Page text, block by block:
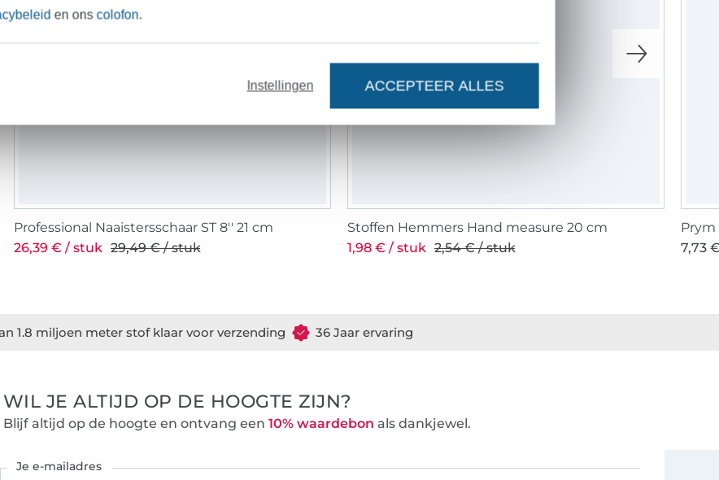
Professional Naaistersschaar ST 8'' 21 cm
26,39 € / stuk 29,49 € / stuk
Stoffen Hemmers Hand measure 20 cm
1,98 € / stuk 2,54 € / stuk
Prym
7,73
1.8 miljoen meter stof klaar voor verzending 36 Jaar ervaring
WIL JE ALTIJD OP DE HOOGTE ZIJN?
Blijf altijd op de hoogte en ontvang een 10% waardebon als dankjewel.
Je e-mailadres
en onscolofon.
Instellingen ACCEPTEER ALLES